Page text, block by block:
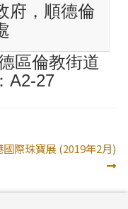
府，順德倫
區倫教街道
A2-27
國際珠寶展 (2019年2月)